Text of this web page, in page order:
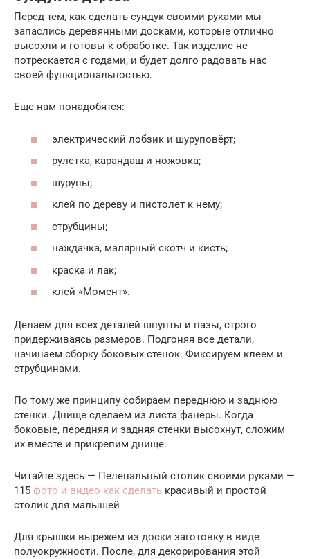
Перед тем, как сделать сундук своими руками мы
запаслись деревянными досками, которые отлично
высохли и готовы к обработке. Так изделие не
потрескается с годами, и будет долго радовать нас
своей функциональностью.
Еще нам понадобятся:
электрический лобзик и шуруповёрт;
рулетка, карандаш и ножовка;
шурупы;
клей по дереву и пистолет к нему;
струбцины;
наждачка, малярный скотч и кисть;
краска и лак;
клей «Момент».
Делаем для всех деталей шпунты и пазы, строго
придерживаясь размеров. Подгоняя все детали,
начинаем сборку боковых стенок. Фиксируем клеем и
струбцинами.
По тому же принципу собираем переднюю и заднюю
стенки. Днище сделаем из листа фанеры. Когда
боковые, передняя и задняя стенки высохнут, сложим
их вместе и прикрепим днище.
Читайте здесь — Пеленальный столик своими руками —
115 фото и видео как сделать красивый и простой
столик для малышей
Для крышки вырежем из доски заготовку в виде
полуокружности. После, для декорирования этой